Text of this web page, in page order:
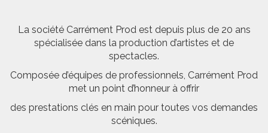
La société Carrément Prod est depuis plus de 20 ans
spécialisée dans la production d’artistes et de
spectacles.
Composée d’équipes de professionnels, Carrément Prod
met un point d’honneur à offrir
des prestations clés en main pour toutes vos demandes
scéniques.